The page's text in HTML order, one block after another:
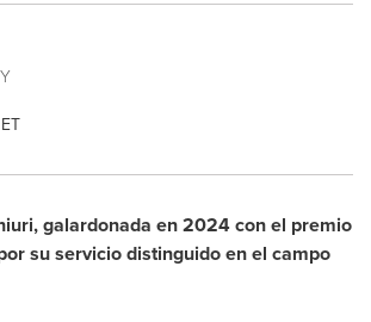
galardonada en 2024 con el premio
su servicio distinguido en el campo